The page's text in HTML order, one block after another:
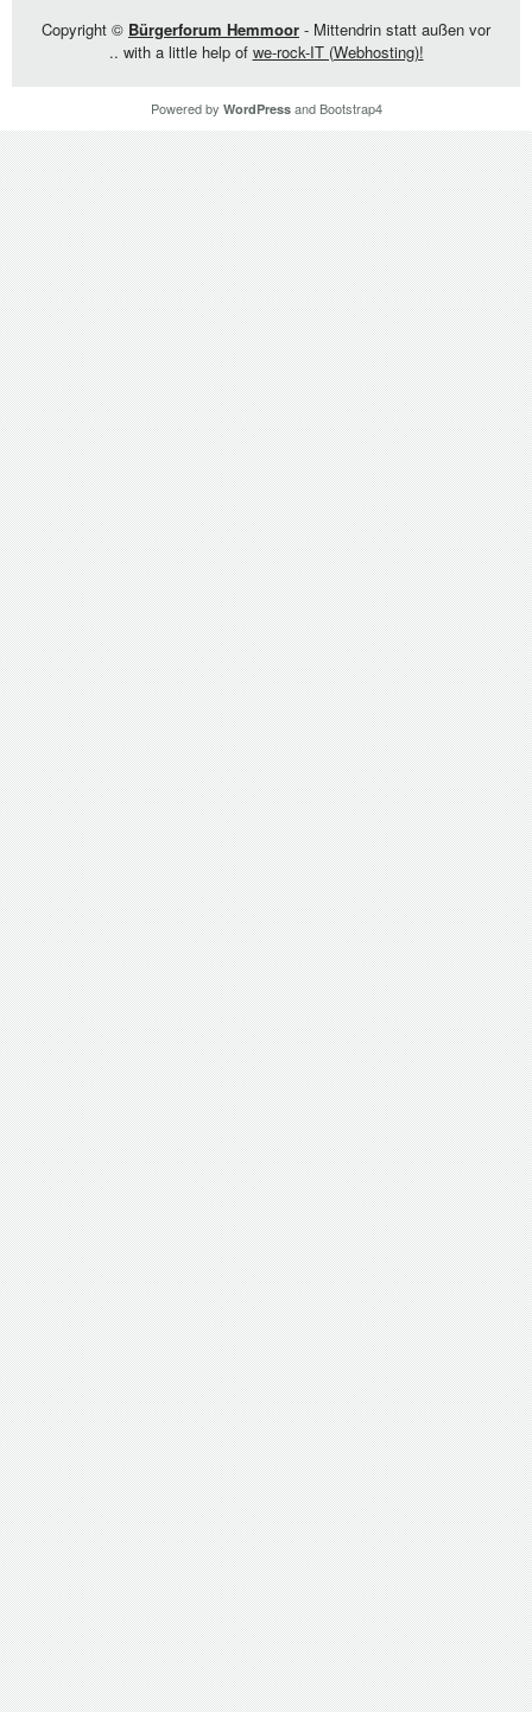
Copyright © Bürgerforum Hemmoor - Mittendrin statt außen vor
.. with a little help of we-rock-IT (Webhosting)!
Powered by WordPressand Bootstrap4